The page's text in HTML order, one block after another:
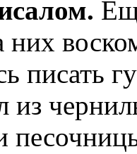
них
писать
из